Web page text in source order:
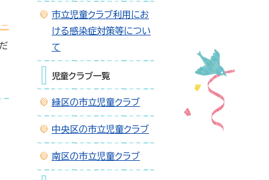
市立児童クラブ利用にお
ける感染症対策等につい
て
児童クラブ一覧
緑区の市立児童クラブ
中央区の市立児童クラブ
南区の市立児童クラブ